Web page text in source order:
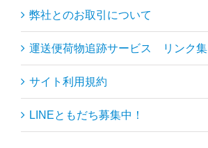
弊社とのお取引について
運送便荷物追跡サービス リンク集
サイト利用規約
LINEともだち募集中！